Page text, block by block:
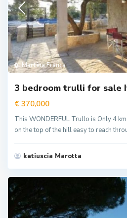
Martina Franca
3 bedroom trulli for sale
€ 370,000
This WONDERFUL Trullo is Only 4
on the top of the hill easy to reach
katiuscia Marotta